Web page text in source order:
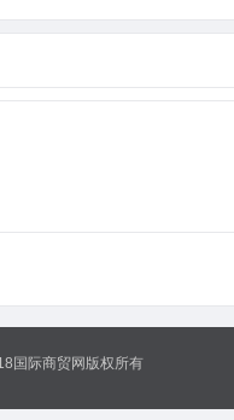
国际商贸网版权所有